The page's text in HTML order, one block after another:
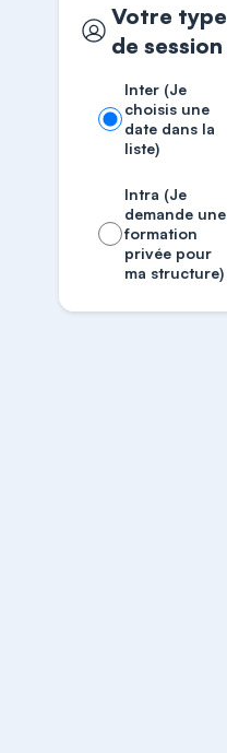
Votre type
de session
Inter (Je
choisis une
date dans la
liste)
Intra (Je
demande une
formation
privée pour
ma structure)